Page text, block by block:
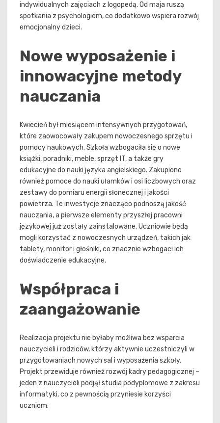
indywidualnych zajęciach z logopedą. Od maja ruszą
spotkania z psychologiem, co dodatkowo wspiera rozwój
emocjonalny dzieci.
Nowe wyposażenie i
innowacyjne metody
nauczania
Kwiecień był miesiącem intensywnych przygotowań,
które zaowocowały zakupem nowoczesnego sprzętu i
pomocy naukowych. Szkoła wzbogaciła się o nowe
książki, poradniki, meble, sprzęt IT, a także gry
edukacyjne do nauki języka angielskiego. Zakupiono
również pomoce do nauki ułamków i osi liczbowych oraz
zestawy do pomiaru energii słonecznej i jakości
powietrza. Te inwestycje znacząco podnoszą jakość
nauczania, a pierwsze elementy przyszłej pracowni
językowej już zostały zainstalowane. Uczniowie będą
mogli korzystać z nowoczesnych urządzeń, takich jak
tablety, monitor i głośniki, co znacznie wzbogaci ich
doświadczenie edukacyjne.
Współpraca i
zaangażowanie
Realizacja projektu nie byłaby możliwa bez wsparcia
nauczycieli i rodziców, którzy aktywnie uczestniczyli w
przygotowaniach nowych sal i wyposażenia szkoły.
Projekt przewiduje również rozwój kadry pedagogicznej –
jeden z nauczycieli podjął studia podyplomowe z zakresu
informatyki, co z pewnością przyniesie korzyści
uczniom.